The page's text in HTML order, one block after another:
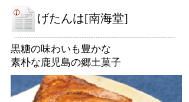
げたんは[南海堂]
黒糖の味わいも豊かな
素朴な鹿児島の郷土菓子